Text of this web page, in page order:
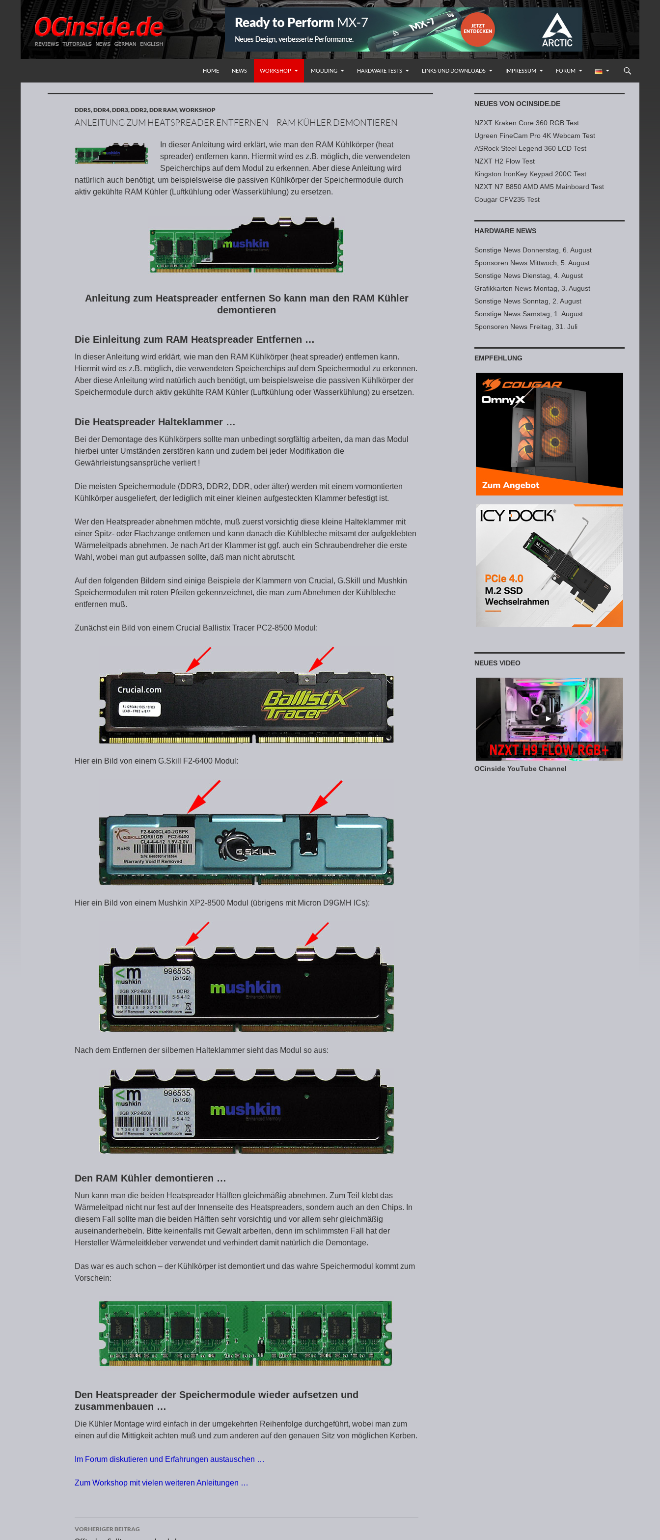
HOME
NEWS WORKSHOP MODDING HARDWARE TESTS LINKS UND DOWNLOADS IMPRESSUM FORUM
DDR5, DDR4, DDR3, DDR2, DDR RAM,WORKSHOP
ANLEITUNG ZUM HEATSPREADER ENTFERNEN – RAM KÜHLER DEMONTIEREN
In dieser Anleitung wird erklärt, wie man den RAM Kühlkörper (heat
spreader) entfernen kann. Hiermit wird es z.B. möglich, die verwendeten
Speicherchips auf dem Modul zu erkennen. Aber diese Anleitung wird
natürlich auch benötigt, um beispielsweise die passiven Kühlkörper der Speichermodule durch
aktiv gekühlte RAM Kühler (Luftkühlung oder Wasserkühlung) zu ersetzen.
Anleitung zum Heatspreader entfernen So kann man den RAM Kühler
demontieren
Die Einleitung zum RAM Heatspreader Entfernen …
In dieser Anleitung wird erklärt, wie man den RAM Kühlkörper (heat spreader) entfernen kann.
Hiermit wird es z.B. möglich, die verwendeten Speicherchips auf dem Speichermodul zu erkennen.
Aber diese Anleitung wird natürlich auch benötigt, um beispielsweise die passiven Kühlkörper der
Speichermodule durch aktiv gekühlte RAM Kühler (Luftkühlung oder Wasserkühlung) zu ersetzen.
Die Heatspreader Halteklammer …
Bei der Demontage des Kühlkörpers sollte man unbedingt sorgfältig arbeiten, da man das Modul
hierbei unter Umständen zerstören kann und zudem bei jeder Modifikation die
Gewährleistungsansprüche verliert !
Die meisten Speichermodule (DDR3, DDR2, DDR, oder älter) werden mit einem vormontierten
Kühlkörper ausgeliefert, der lediglich mit einer kleinen aufgesteckten Klammer befestigt ist.
Wer den Heatspreader abnehmen möchte, muß zuerst vorsichtig diese kleine Halteklammer mit
einer Spitz- oder Flachzange entfernen und kann danach die Kühlbleche mitsamt der aufgeklebten
Wärmeleitpads abnehmen. Je nach Art der Klammer ist ggf. auch ein Schraubendreher die erste
Wahl, wobei man gut aufpassen sollte, daß man nicht abrutscht.
Auf den folgenden Bildern sind einige Beispiele der Klammern von Crucial, G.Skill und Mushkin
Speichermodulen mit roten Pfeilen gekennzeichnet, die man zum Abnehmen der Kühlbleche
entfernen muß.
Zunächst ein Bild von einem Crucial Ballistix Tracer PC2-8500 Modul:
Hier ein Bild von einem G.Skill F2-6400 Modul:
Hier ein Bild von einem Mushkin XP2-8500 Modul (übrigens mit Micron D9GMH ICs):
Nach dem Entfernen der silbernen Halteklammer sieht das Modul so aus:
Den RAM Kühler demontieren …
Nun kann man die beiden Heatspreader Hälften gleichmäßig abnehmen. Zum Teil klebt das
Wärmeleitpad nicht nur fest auf der Innenseite des Heatspreaders, sondern auch an den Chips. In
diesem Fall sollte man die beiden Hälften sehr vorsichtig und vor allem sehr gleichmäßig
auseinanderhebeln. Bitte keinenfalls mit Gewalt arbeiten, denn im schlimmsten Fall hat der
Hersteller Wärmeleitkleber verwendet und verhindert damit natürlich die Demontage.
Das war es auch schon – der Kühlkörper ist demontiert und das wahre Speichermodul kommt zum
Vorschein:
Den Heatspreader der Speichermodule wieder aufsetzen und
zusammenbauen …
Die Kühler Montage wird einfach in der umgekehrten Reihenfolge durchgeführt, wobei man zum
einen auf die Mittigkeit achten muß und zum anderen auf den genauen Sitz von möglichen Kerben.
Im Forum diskutieren und Erfahrungen austauschen …
Zum Workshop mit vielen weiteren Anleitungen …
VORHERIGER BEITRAG
NEUES VON OCINSIDE.DE
NZXT Kraken Core 360 RGB Test
Ugreen FineCam Pro 4K Webcam Test
ASRock Steel Legend 360 LCD Test
NZXT H2 Flow Test
Kingston IronKey Keypad 200C Test
NZXT N7 B850 AMD AM5 Mainboard Test
Cougar CFV235 Test
HARDWARE NEWS
Sonstige News Donnerstag, 6. August
Sponsoren News Mittwoch, 5. August
Sonstige News Dienstag, 4. August
Grafikkarten News Montag, 3. August
Sonstige News Sonntag, 2. August
Sonstige News Samstag, 1. August
Sponsoren News Freitag, 31. Juli
EMPFEHLUNG
NEUES VIDEO
OCinside YouTube Channel